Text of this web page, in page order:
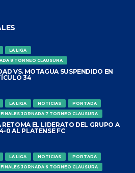
LA LIGA
8 TORNEO CLAUSURA
VS. MOTAGUA SUSPENDIDO EN
34
LA LIGA NOTICIAS
PORTADA
JORNADA 7 TORNEO CLAUSURA
RETOMA EL LIDERATO DEL GRUPO A
0 AL PLATENSE FC
LA LIGA NOTICIAS
PORTADA
JORNADA 6 TORNEO CLAUSURA